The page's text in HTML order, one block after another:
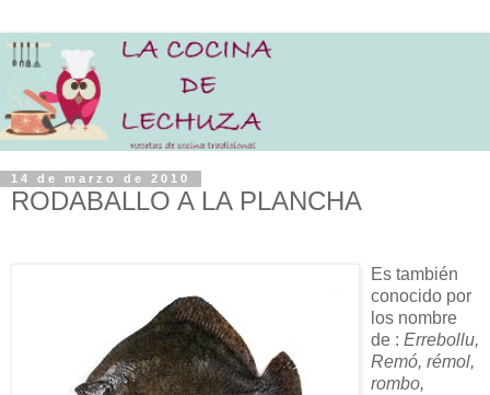
14 de marzo de 2010
RODABALLO A LA PLANCHA
Es también
conocido por
los nombre
de : Errebollu,
Remó, rémol,
rombo,